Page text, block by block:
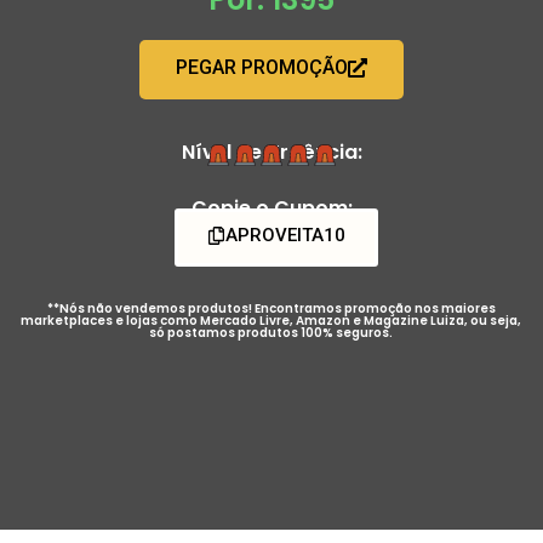
PEGAR PROMOÇÃO
Nível de Urgência:
Copie o Cupom:
APROVEITA10
**Nós não vendemos produtos! Encontramos promoção nos maiores
marketplaces e lojas como Mercado Livre, Amazon e Magazine Luiza, ou seja,
só postamos produtos 100% seguros.